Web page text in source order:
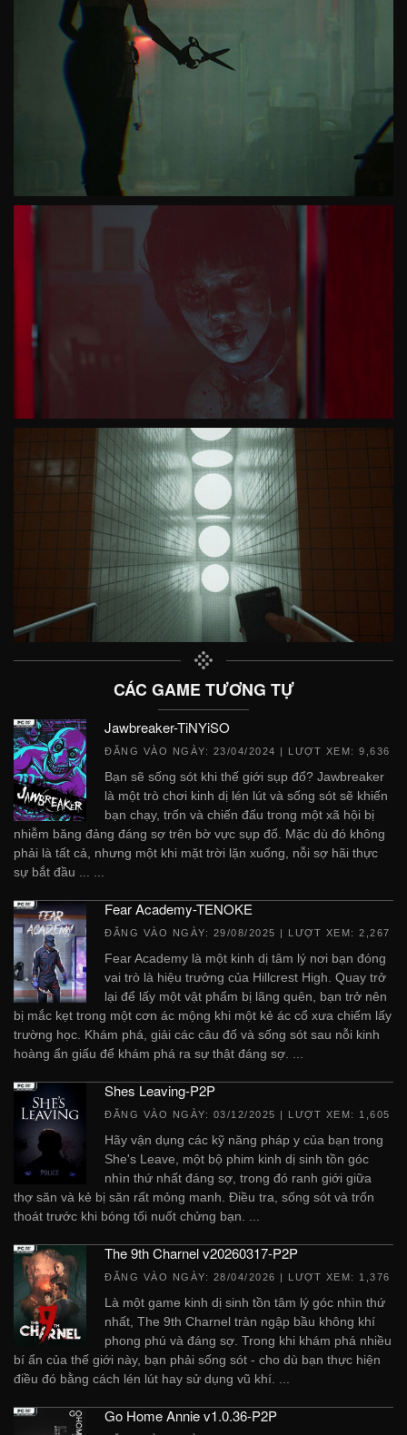
CÁC GAME TƯƠNG TỰ
Jawbreaker-TiNYiSO
ĐĂNG VÀO NGÀY: 23/04/2024 | LƯỢT XEM: 9,636
Bạn sẽ sống sót khi thế giới sụp đổ? Jawbreaker
là một trò chơi kinh dị lén lút và sống sót sẽ khiến
bạn chạy, trốn và chiến đấu trong một xã hội bị
nhiễm băng đảng đáng sợ trên bờ vực sụp đổ. Mặc dù đó không
phải là tất cả, nhưng một khi mặt trời lặn xuống, nỗi sợ hãi thực
sự bắt đầu ... ...
Fear Academy-TENOKE
ĐĂNG VÀO NGÀY: 29/08/2025 | LƯỢT XEM: 2,267
Fear Academy là một kinh dị tâm lý nơi bạn đóng
vai trò là hiệu trưởng của Hillcrest High. Quay trở
lại để lấy một vật phẩm bị lãng quên, bạn trở nên
bị mắc kẹt trong một cơn ác mộng khi một kẻ ác cổ xưa chiếm lấy
trường học. Khám phá, giải các câu đố và sống sót sau nỗi kinh
hoàng ẩn giấu để khám phá ra sự thật đáng sợ. ...
Shes Leaving-P2P
ĐĂNG VÀO NGÀY: 03/12/2025 | LƯỢT XEM: 1,605
Hãy vận dụng các kỹ năng pháp y của bạn trong
She's Leave, một bộ phim kinh dị sinh tồn góc
nhìn thứ nhất đáng sợ, trong đó ranh giới giữa
thợ săn và kẻ bị săn rất mỏng manh. Điều tra, sống sót và trốn
thoát trước khi bóng tối nuốt chửng bạn. ...
The 9th Charnel v20260317-P2P
ĐĂNG VÀO NGÀY: 28/04/2026 | LƯỢT XEM: 1,376
Là một game kinh dị sinh tồn tâm lý góc nhìn thứ
nhất, The 9th Charnel tràn ngập bầu không khí
phong phú và đáng sợ. Trong khi khám phá nhiều
bí ẩn của thế giới này, bạn phải sống sót - cho dù bạn thực hiện
điều đó bằng cách lén lút hay sử dụng vũ khí. ...
Go Home Annie v1.0.36-P2P